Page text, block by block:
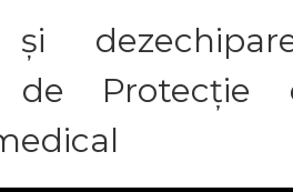
și
de Protecție